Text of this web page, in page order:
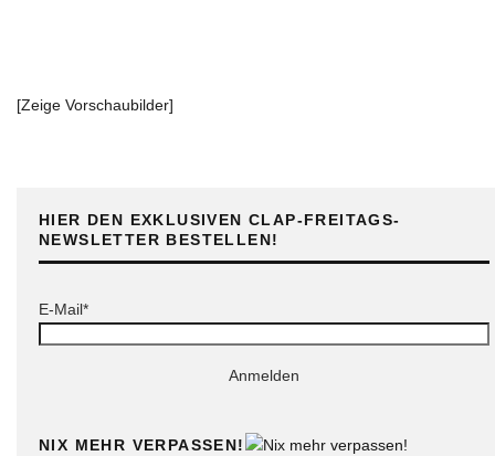
[Zeige Vorschaubilder]
HIER DEN EXKLUSIVEN CLAP-FREITAGS-
NEWSLETTER BESTELLEN!
E-Mail*
Anmelden
NIX MEHR VERPASSEN!